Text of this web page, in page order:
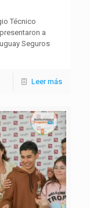
Técnico
a
Seguros
Leer más